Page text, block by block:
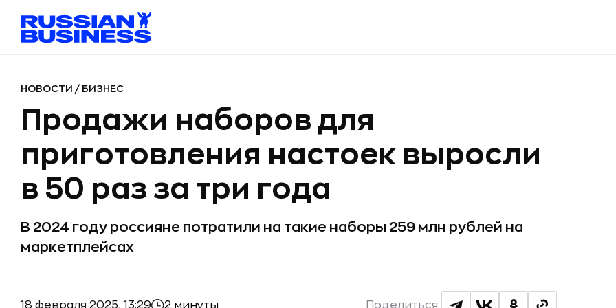
НОВОСТИ / БИЗНЕС
Продажи наборов для
приготовления настоек выросли
в 50 раз за три года
В 2024 году россияне потратили на такие наборы 259 млн рублей на
маркетплейсах
18 февраля 2025, 13:29 2 минуты Поделиться: